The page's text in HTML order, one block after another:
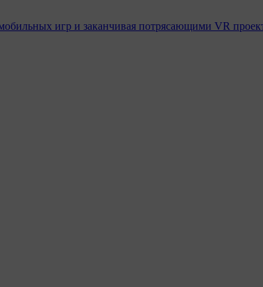
игр и заканчивая потрясающими VR